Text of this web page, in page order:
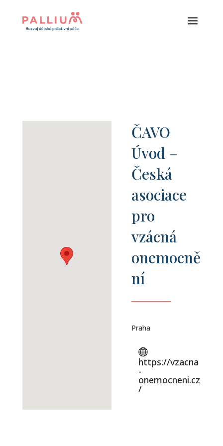
a
ČAVO
Úvod –
Česká
asociace
pro
vzácná
onemocně
ní
Praha
https://vzacna
-
onemocneni.cz
/